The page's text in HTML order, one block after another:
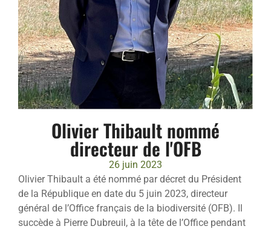
Olivier Thibault nommé
directeur de l'OFB
26 juin 2023
Olivier Thibault a été nommé par décret du Président
de la République en date du 5 juin 2023, directeur
général de l’Office français de la biodiversité (OFB). Il
succède à Pierre Dubreuil, à la tête de l’Office pendant